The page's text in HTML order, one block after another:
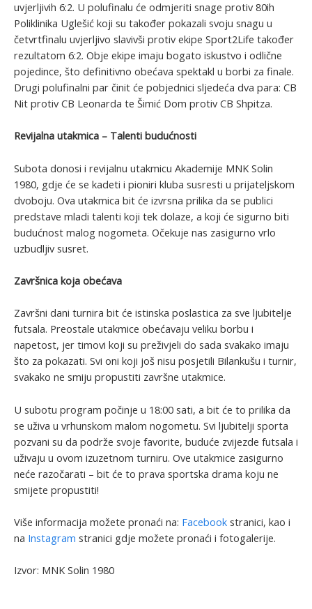
uvjerljivih 6:2. U polufinalu će odmjeriti snage protiv 80ih
Poliklinika Uglešić koji su također pokazali svoju snagu u
četvrtfinalu uvjerljivo slavivši protiv ekipe Sport2Life također
rezultatom 6:2. Obje ekipe imaju bogato iskustvo i odlične
pojedince, što definitivno obećava spektakl u borbi za finale.
Drugi polufinalni par činit će pobjednici sljedeća dva para: CB
Nit protiv CB Leonarda te Šimić Dom protiv CB Shpitza.
Revijalna utakmica – Talenti budućnosti
Subota donosi i revijalnu utakmicu Akademije MNK Solin
1980, gdje će se kadeti i pioniri kluba susresti u prijateljskom
dvoboju. Ova utakmica bit će izvrsna prilika da se publici
predstave mladi talenti koji tek dolaze, a koji će sigurno biti
budućnost malog nogometa. Očekuje nas zasigurno vrlo
uzbudljiv susret.
Završnica koja obećava
Završni dani turnira bit će istinska poslastica za sve ljubitelje
futsala. Preostale utakmice obećavaju veliku borbu i
napetost, jer timovi koji su preživjeli do sada svakako imaju
što za pokazati. Svi oni koji još nisu posjetili Bilankušu i turnir,
svakako ne smiju propustiti završne utakmice.
U subotu program počinje u 18:00 sati, a bit će to prilika da
se uživa u vrhunskom malom nogometu. Svi ljubitelji sporta
pozvani su da podrže svoje favorite, buduće zvijezde futsala i
uživaju u ovom izuzetnom turniru. Ove utakmice zasigurno
neće razočarati – bit će to prava sportska drama koju ne
smijete propustiti!
Više informacija možete pronaći na: Facebook stranici, kao i
na Instagram stranici gdje možete pronaći i fotogalerije.
Izvor: MNK Solin 1980